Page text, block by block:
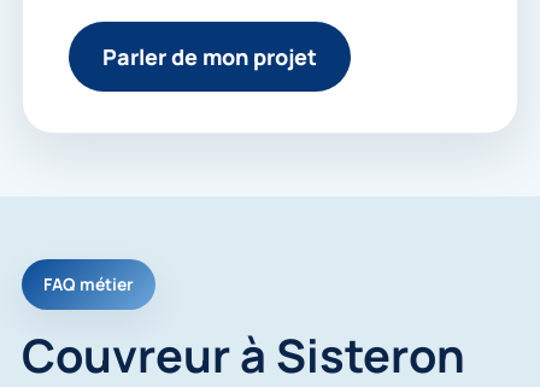
Parler de mon projet
FAQ métier
Couvreur à Sisteron